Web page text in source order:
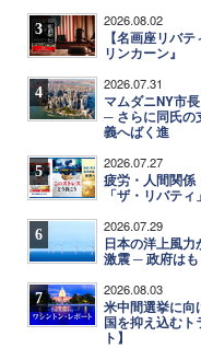
3 2026.08.02
【名画座リバ
リンカーン』
4 2026.07.31
マムダニNY市
─ さらに同氏の
義へばく進
5 2026.07.27
疲労・人間関
「ザ・リバテ
6 2026.07.29
日本の洋上風
激震 ─ 政府は
7 2026.08.03
米中間選挙に向
国を抑え込む
ト】